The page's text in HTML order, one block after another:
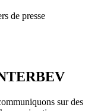
de presse
sur des